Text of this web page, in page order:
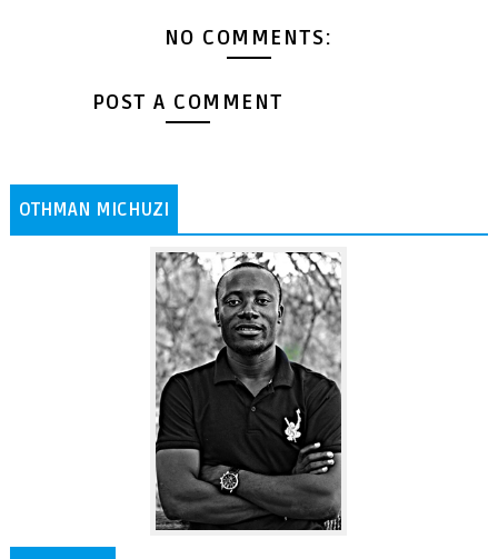
NO COMMENTS:
POST A COMMENT
OTHMAN MICHUZI